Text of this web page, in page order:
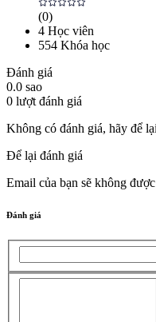
(0)
4 Học viên
554 Khóa học
Đánh giá
0.0 sao
0 lượt đánh giá
Không có đánh giá, hãy để
Để lại đánh giá
Email của bạn sẽ không
Đánh giá